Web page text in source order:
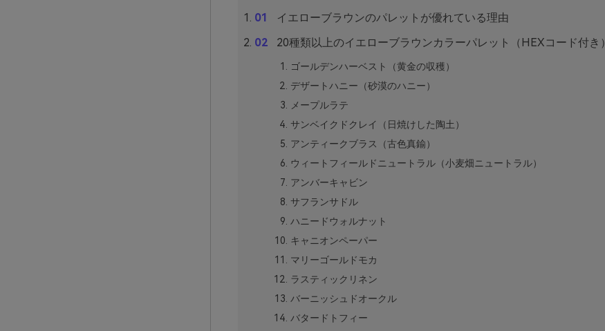
イエローブラウンのパレットが優れている理由
20種類以上のイエローブラウンカラーパレット（HEXコード付き）
ゴールデンハーベスト（黄金の収穫）
デザートハニー（砂漠のハニー）
メープルラテ
サンベイクドクレイ（日焼けした陶土）
アンティークブラス（古色真鍮）
ウィートフィールドニュートラル（小麦畑ニュートラル）
アンバーキャビン
サフランサドル
ハニードウォルナット
キャニオンペーパー
マリーゴールドモカ
ラスティックリネン
バーニッシュドオークル
バタードトフィー